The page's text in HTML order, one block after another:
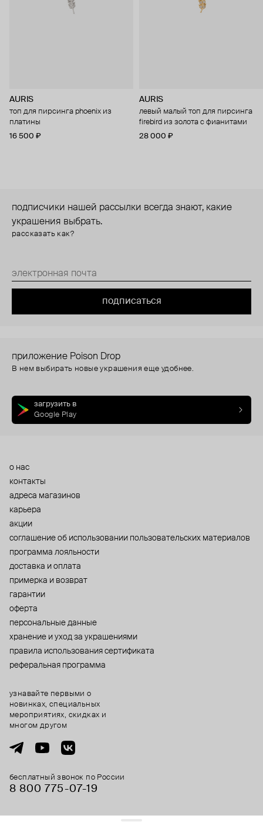
AURIS
топ для пирсинга phoenix из
платины
16 500 ₽
AURIS
левый малый топ для пирсинга
firebird из золота с фианитами
28 000 ₽
подписчики нашей рассылки всегда знают, какие
украшения выбрать.
рассказать как?
подписаться
приложение Poison Drop
В нем выбирать новые украшения еще удобнее.
загрузить в
Google Play
о нас
контакты
адреса магазинов
карьера
акции
cоглашение об использовании пользовательских материалов
программа лояльности
доставка и оплата
примерка и возврат
гарантии
оферта
персональные данные
хранение и уход за украшениями
правила использования сертификата
реферальная программа
бесплатный звонок по России
8 800 775⁠-07⁠-19
узнавайте первыми о
новинках, специальных
мероприятиях, скидках и
многом другом